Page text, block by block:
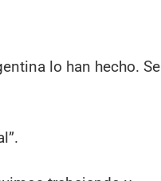
lo han hecho. Se